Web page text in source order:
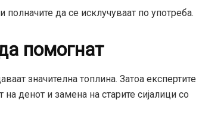
да се исклучуваат по употреба.
помогнат
значителна топлина. Затоа експертите
денот и замена на старите сијалици со